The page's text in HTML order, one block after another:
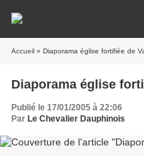
Accueil » Diaporama église fortifiée de
Diaporama église
Publié le 17/01/2005 à 22:06
Par Le Chevalier Dauphinois